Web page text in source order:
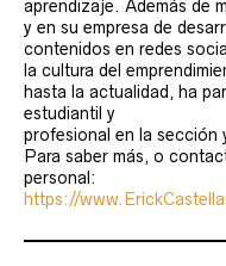
aprendizaje. Además de
y en su empresa de
contenidos en redes
la cultura del
hasta la actualidad, ha
estudiantil y
profesional en la sección
Para saber más, o
personal:
https://